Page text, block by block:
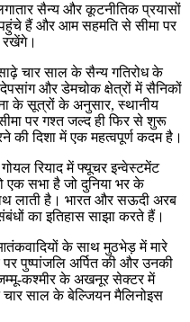
सैन्य और कूटनीतिक प्रयासों
हैं और आम सहमति से सीमा पर
रखेंगे।
चार साल के सैन्य गतिरोध के
और डेमचोक क्षेत्रों में सैनिकों
के सूत्रों के अनुसार, स्थानीय
पर गश्त जल्द ही फिर से शुरू
की दिशा में एक महत्वपूर्ण कदम है।
रियाद में फ्यूचर इन्वेस्टमेंट
एक सभा है जो दुनिया भर के
लाती है। भारत और सऊदी अरब
का इतिहास साझा करते हैं।
के साथ मुठभेड़ में मारे
पुष्पांजलि अर्पित की और उनकी
जम्मू-कश्मीर के अखनूर सेक्टर में
चार साल के बेल्जियन मैलिनोइस